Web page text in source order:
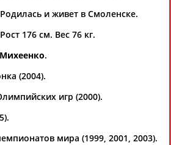
Рамазан
Ростом
АБДИКАРИМОВААБДРАХМАНОВ
Родилась и живет в Смоленске.
Рост 176 см. Вес 76 кг.
.
(2004).
игр (2000).
мира (1999, 2001, 2003).